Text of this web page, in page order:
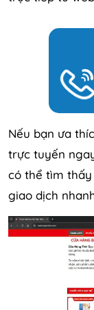
Nếu bạn ưa
trực tuyến
có thể tìm
giao dịch